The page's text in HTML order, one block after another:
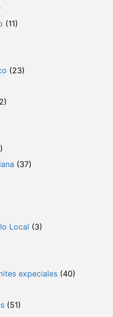
(11)
(23)
(37)
Local (3)
expeciales (40)
(51)